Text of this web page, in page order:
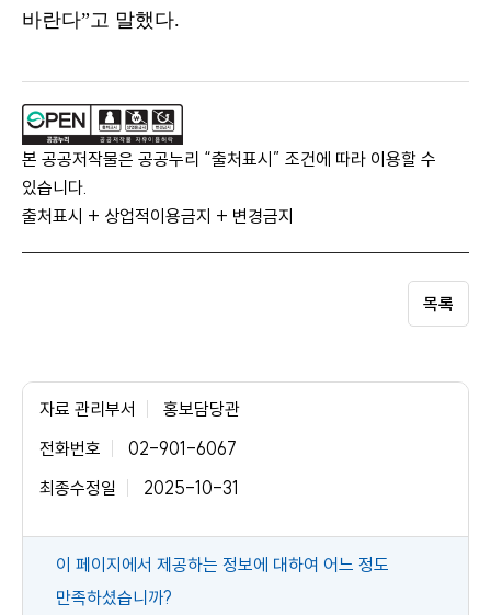
바란다”고 말했다.
본 공공저작물은 공공누리 “출처표시” 조건에 따라 이용할 수
있습니다.
출처표시 + 상업적이용금지 + 변경금지
목록
자료 관리부서
홍보담당관
전화번호
02-901-6067
최종수정일
2025-10-31
콘
텐
이 페이지에서 제공하는 정보에 대하여 어느 정도
만족하셨습니까?